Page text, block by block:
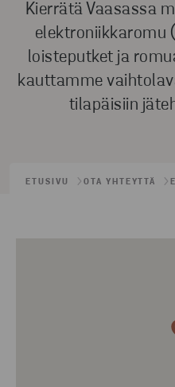
Kierrätä Vaasassa
elektroniikkaromu
loisteputket ja
kauttamme
tilapäisiin
ETUSIVU OTA YHTEYTTÄ